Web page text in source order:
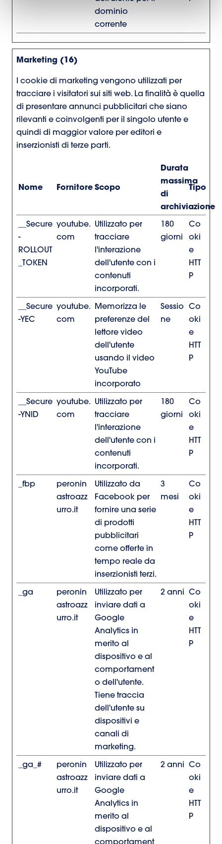
dominio
corrente
Marketing (16)
I cookie di marketing vengono utilizzati per
tracciare i visitatori sui siti web. La finalità è quella
di presentare annunci pubblicitari che siano
rilevanti e coinvolgenti per il singolo utente e
quindi di maggior valore per editori e
inserzionisti di terze parti.
Nome Fornitore Scopo
Durata
massima
di
archiviazione
Tipo
__Secure
-
ROLLOUT
_TOKEN
youtube.
com
Utilizzato per
tracciare
l'interazione
dell'utente con i
contenuti
incorporati.
180
giorni
Co
oki
e
HTT
P
__Secure
-YEC
youtube.
com
Memorizza le
preferenze del
lettore video
dell'utente
usando il video
YouTube
incorporato
Sessio
ne
Co
oki
e
HTT
P
__Secure
-YNID
youtube.
com
Utilizzato per
tracciare
l'interazione
dell'utente con i
contenuti
incorporati.
180
giorni
Co
oki
e
HTT
P
_fbp
peronin
astroazz
urro.it
Utilizzato da
Facebook per
fornire una serie
di prodotti
pubblicitari
come offerte in
tempo reale da
inserzionisti terzi.
3
mesi
Co
oki
e
HTT
P
_ga
peronin
astroazz
urro.it
Utilizzato per
inviare dati a
Google
Analytics in
merito al
dispositivo e al
comportament
o dell'utente.
Tiene traccia
dell'utente su
dispositivi e
canali di
marketing.
2 anni Co
oki
e
HTT
P
_ga_#
peronin
astroazz
urro.it
Utilizzato per
inviare dati a
Google
Analytics in
merito al
dispositivo e al
comportament
2 anni Co
oki
e
HTT
P